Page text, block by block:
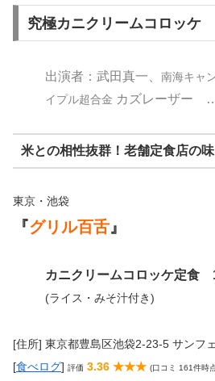
究極カニクリームコロッケ
出演者：武田真一、 南海キャ
イプル超合金 カズレーザー
米との相性抜群！老舗定食店の味
東京・池袋
『グリル百舌』
カニクリームコロッケ定食
(ライス・みそ汁付き)
[住所] 東京都豊島区池袋2-23-5 サンフ
[食べログ] 評価 3.36 ★★★ (口コミ 161件時